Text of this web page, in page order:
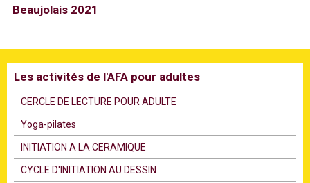
Beaujolais 2021
Les activités de l'AFA pour adultes
CERCLE DE LECTURE POUR ADULTE
Υoga-pilates
INITIATION A LA CERAMIQUE
CYCLE D'INITIATION AU DESSIN